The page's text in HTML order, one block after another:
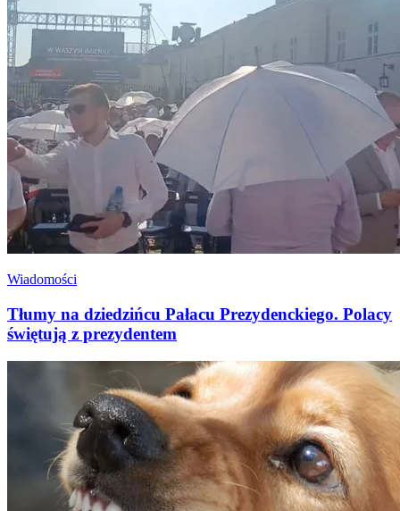
Wiadomości
Tłumy na dziedzińcu Pałacu Prezydenckiego. Polacy
świętują z prezydentem